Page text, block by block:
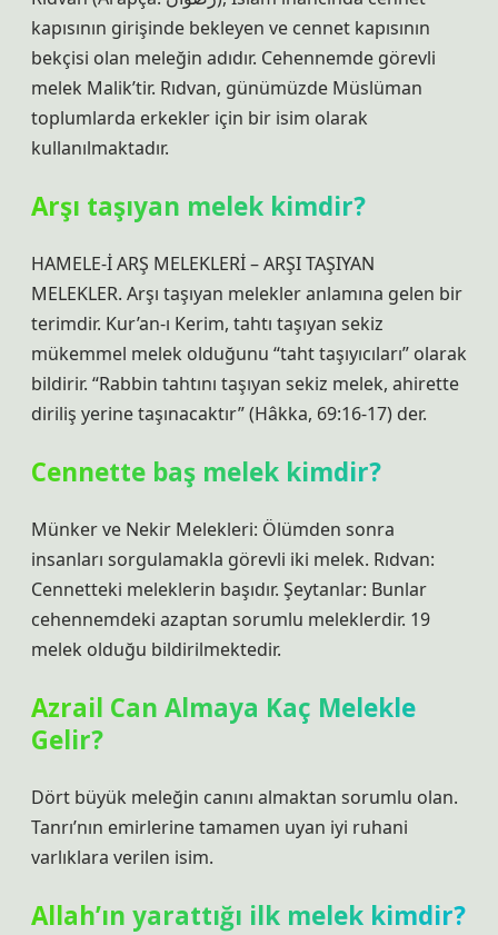
kapısının girişinde bekleyen ve cennet kapısının
bekçisi olan meleğin adıdır. Cehennemde görevli
melek Malik’tir. Rıdvan, günümüzde Müslüman
toplumlarda erkekler için bir isim olarak
kullanılmaktadır.
Arşı taşıyan melek kimdir?
HAMELE-İ ARŞ MELEKLERİ – ARŞI TAŞIYAN
MELEKLER. Arşı taşıyan melekler anlamına gelen bir
terimdir. Kur’an-ı Kerim, tahtı taşıyan sekiz
mükemmel melek olduğunu “taht taşıyıcıları” olarak
bildirir. “Rabbin tahtını taşıyan sekiz melek, ahirette
diriliş yerine taşınacaktır” (Hâkka, 69:16-17) der.
Cennette baş melek kimdir?
Münker ve Nekir Melekleri: Ölümden sonra
insanları sorgulamakla görevli iki melek. Rıdvan:
Cennetteki meleklerin başıdır. Şeytanlar: Bunlar
cehennemdeki azaptan sorumlu meleklerdir. 19
melek olduğu bildirilmektedir.
Azrail Can Almaya Kaç Melekle
Gelir?
Dört büyük meleğin canını almaktan sorumlu olan.
Tanrı’nın emirlerine tamamen uyan iyi ruhani
varlıklara verilen isim.
Allah’ın yarattığı ilk melek kimdir?